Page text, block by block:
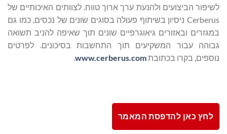
לשיפור הביצועים ולהנעת ערך ארוך טווח. לצוותים האיכותיים של
Cerberus ניסיון בשיתוף פעולה בסוגים שונים של נכסים, כמו גם
במגזרים ובאזורים גיאוגרפיים שונים תוך שאיפה להניב תשואה
גבוהה עבור המשקיעים תוך התחשבות בסיכונים. לפרטים
נוספים, בקרו בכתובתwww.cerberus.com
.
לחץ כאן להדפסת המאמר